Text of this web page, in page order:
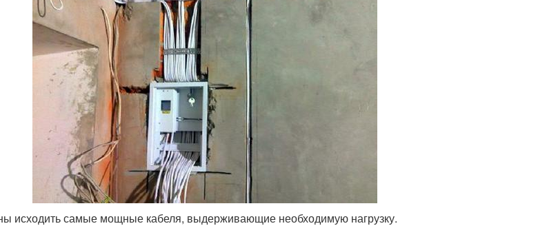
исходить самые мощные кабеля, выдерживающие необходимую нагрузку.